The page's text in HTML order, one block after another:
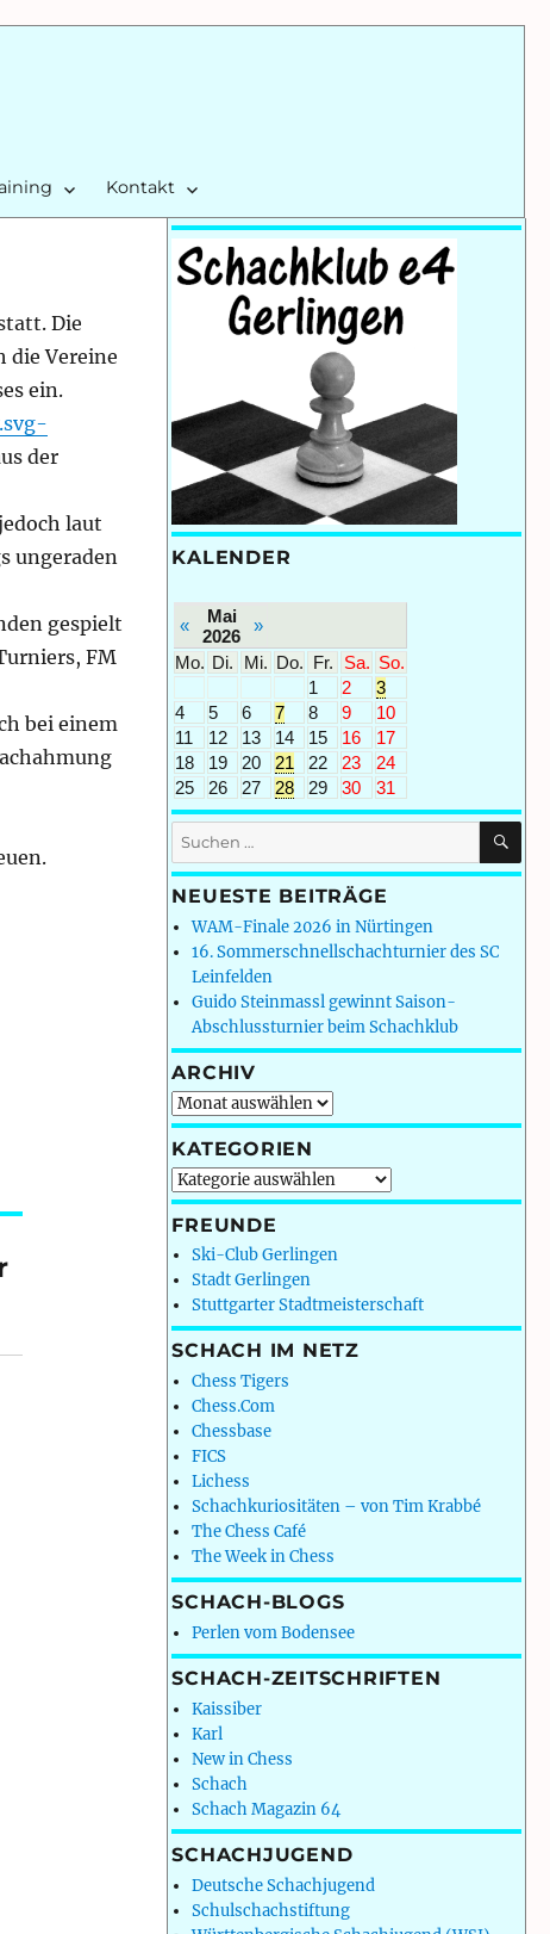
Kontakt
Die
die Vereine
ein.
der
laut
ungeraden
gespielt
FM
bei einem
KALENDER
«
Mai
2026
»
Mo. Di. Mi. Do. Fr. Sa. So.
1
2
3
4
5 6 7 8 9
10
11
12 13 14 15 16
17
18
19 20 21 22 23
24
25
26 27 28 29 30 31
Suchen
nach:
NEUESTE BEITRÄGE
WAM-Finale 2026 in Nürtingen
16. Sommerschnellschachturnier des SC
Leinfelden
Guido Steinmassl gewinnt Saison-
Abschlussturnier beim Schachklub
ARCHIV
Archiv
KATEGORIEN
Kategorien
FREUNDE
Ski-Club Gerlingen
Stadt Gerlingen
Stuttgarter Stadtmeisterschaft
SCHACH IM NETZ
Chess Tigers
Chess.Com
Chessbase
FICS
Lichess
Schachkuriositäten – von Tim Krabbé
The Chess Café
The Week in Chess
SCHACH-BLOGS
Perlen vom Bodensee
SCHACH-ZEITSCHRIFTEN
Kaissiber
Karl
New in Chess
Schach
Schach Magazin 64
SCHACHJUGEND
Deutsche Schachjugend
Schulschachstiftung